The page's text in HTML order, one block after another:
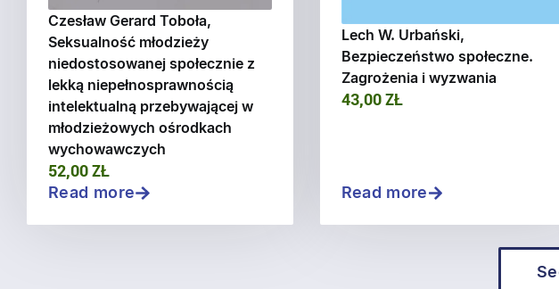
Czesław Gerard Toboła,
Seksualność młodzieży
niedostosowanej społecznie z
lekką niepełnosprawnością
intelektualną przebywającej w
młodzieżowych ośrodkach
wychowawczych
52,00 ZŁ
Read more
Lech W. Urbański,
Bezpieczeństwo społeczne.
Zagrożenia i wyzwania
43,00 ZŁ
Read more